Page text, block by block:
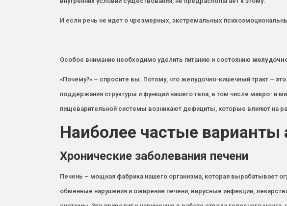
И если речь не идет о чрезмерных, экстремальных
Особое внимание необходимо уделить питанию и состоянию
«Почему?» – спросите вы. Потому, что желудочно-кишечный тракт –
поддержания структуры и функций нашего тела, в том числе макро- и
пищеварительной системы возникают дефициты, которые влияют на
Наиболее частые
Хронические заболевания печени
Печень – мощная фабрика нашего организма, которая
обменные нарушения и ожирение печени, вирусные инфекции,